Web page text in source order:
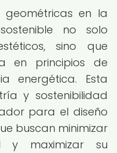
geométricas en la
no solo
sino que
en principios de
energética. Esta
y sostenibilidad
para el diseño
buscan minimizar
y maximizar su